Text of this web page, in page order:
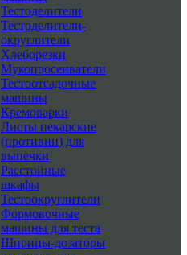
Тестоделители
Тестоделители-
округлители
Хлеборезки
Мукопросеиватели
Тестоотсадочные
машины
Кремоварки
Листы пекарские
(противни) для
выпечки
Расстойные
шкафы
Тестоокруглители
Формовочные
машины для теста
Шприцы-дозаторы